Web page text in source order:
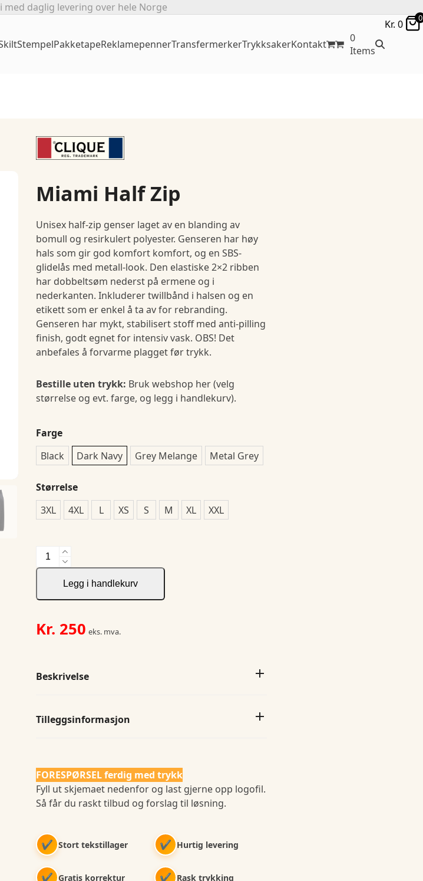
daglig levering over hele Norge
StempelPakketapeReklamepennerTransfermerkerTrykksakerKontakt
0
Items
Kr. 0 0
Miami Half Zip
Unisex half-zip genser laget av en blanding av
bomull og resirkulert polyester. Genseren har høy
hals som gir god komfort komfort, og en SBS-
glidelås med metall-look. Den elastiske 2×2 ribben
har dobbeltsøm nederst på ermene og i
nederkanten. Inkluderer twillbånd i halsen og en
etikett som er enkel å ta av for rebranding.
Genseren har mykt, stabilisert stoff med anti-pilling
finish, godt egnet for intensiv vask. OBS! Det
anbefales å forvarme plagget før trykk.
Bestille uten trykk: Bruk webshop her (velg
størrelse og evt. farge, og legg i handlekurv).
Farge
Black
Dark Navy Grey Melange Metal Grey
Størrelse
3XL
4XL L XS S M XL XXL
Miami
Half
antall
Legg i handlekurv
Kr. 250 eks. mva.
Beskrivelse
Tilleggsinformasjon
FORESPØRSEL ferdig med trykk
Fyll ut skjemaet nedenfor og last gjerne opp logofil.
Så får du raskt tilbud og forslag til løsning.
✔ Stort tekstillager ✔ Hurtig levering
✔ Gratis korrektur ✔ Rask trykking